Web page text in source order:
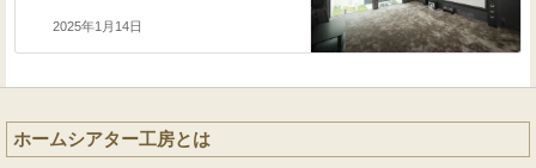
2025年1月14日
ホームシアター工房とは